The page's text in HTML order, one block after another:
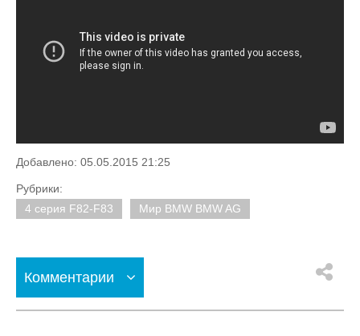
Добавлено: 05.05.2015 21:25
Рубрики:
4 серия F82-F83
Мир BMW BMW AG
Комментарии